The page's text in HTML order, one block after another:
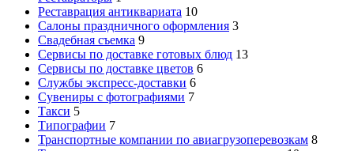
Реставрация антиквариата 10
Салоны праздничного оформления 3
Свадебная съемка 9
Сервисы по доставке готовых блюд 13
Сервисы по доставке цветов 6
Службы экспресс-доставки 6
Сувениры с фотографиями 7
Такси 5
Типографии 7
Транспортные компании по авиагрузоперевозкам 8